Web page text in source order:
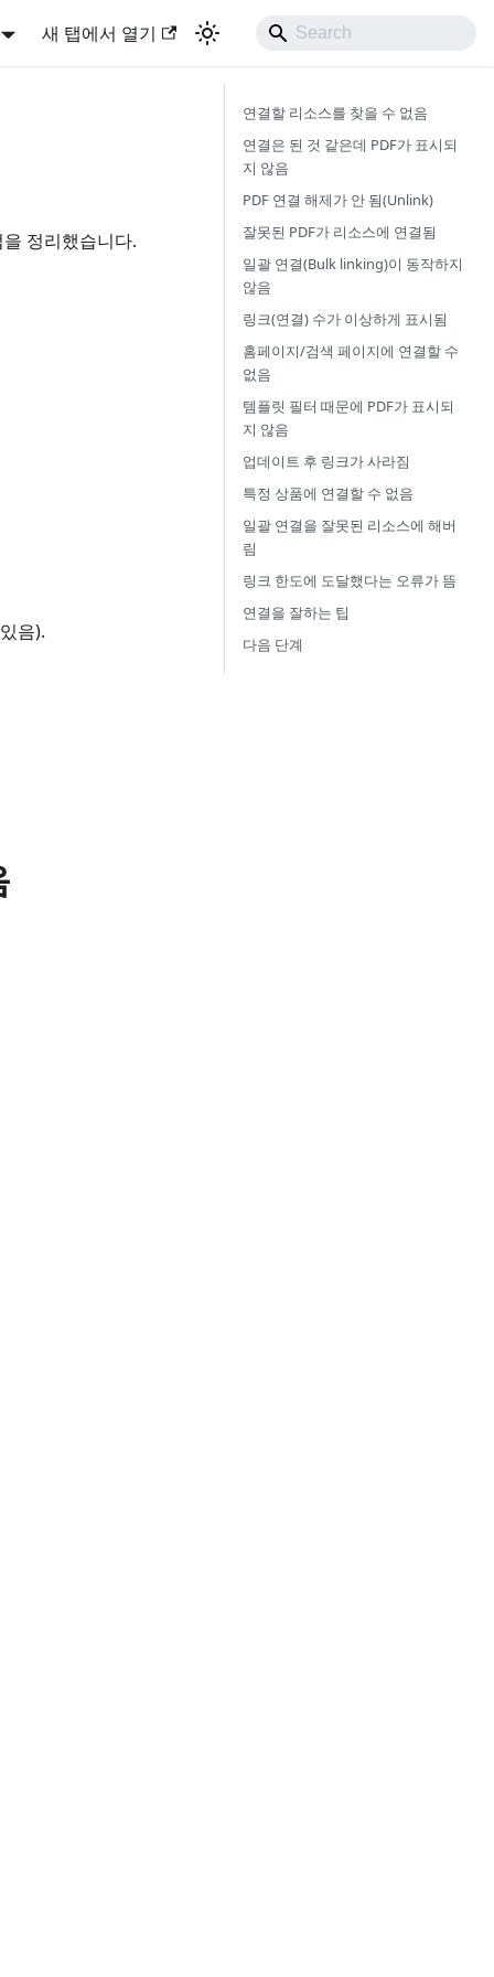
새 탭에서 열기
정리했습니다.
음).
연결할 리소스를 찾을 수 없음
연결은 된 것 같은데 PDF가 표시되
지 않음
PDF 연결 해제가 안 됨(Unlink)
잘못된 PDF가 리소스에 연결됨
일괄 연결(Bulk linking)이 동작하지
않음
링크(연결) 수가 이상하게 표시됨
홈페이지/검색 페이지에 연결할 수
없음
템플릿 필터 때문에 PDF가 표시되
지 않음
업데이트 후 링크가 사라짐
특정 상품에 연결할 수 없음
일괄 연결을 잘못된 리소스에 해버
림
링크 한도에 도달했다는 오류가 뜸
연결을 잘하는 팁
다음 단계